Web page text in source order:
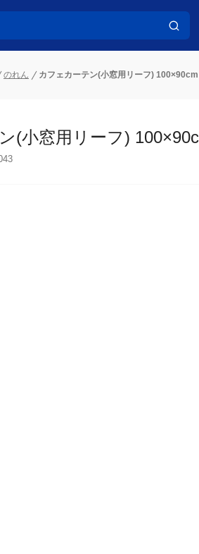
のれん カフェカーテン(小窓用リーフ) 100×90cm
(小窓用リーフ)